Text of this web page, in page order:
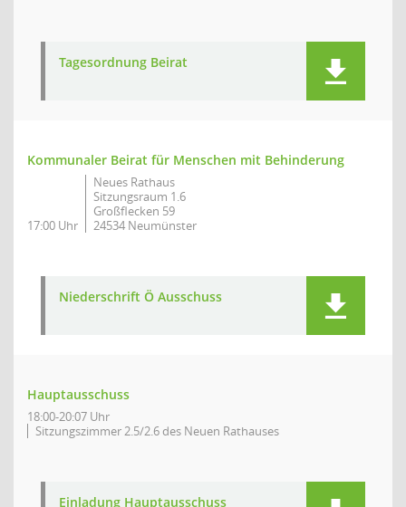
Tagesordnung Beirat
Kommunaler Beirat für Menschen mit Behinderung
17:00 Uhr
Neues Rathaus
Sitzungsraum 1.6
Großflecken 59
24534 Neumünster
Niederschrift Ö Ausschuss
Hauptausschuss
18:00-20:07 Uhr
Sitzungszimmer 2.5/2.6 des Neuen Rathauses
Einladung Hauptausschuss